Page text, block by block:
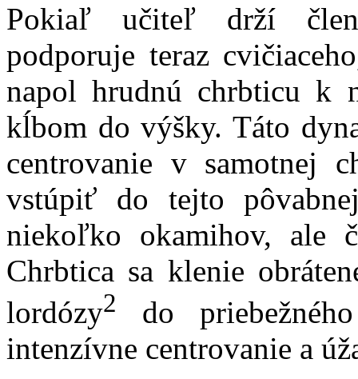
Pokiaľ učiteľ drží
podporuje teraz
napol hrudnú chrbticu k
kĺbom do výšky. Táto
centrovanie v samotnej
vstúpiť do tejto
niekoľko okamihov, ale
Chrbtica sa klenie
lordózy2
do
intenzívne centrovanie a